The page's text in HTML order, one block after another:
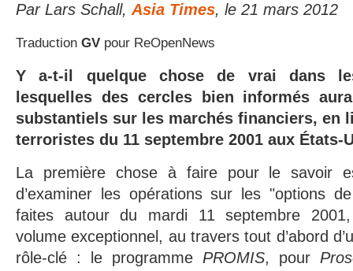
Par Lars Schall, Asia Times, le 21 mars 2012
Traduction GV pour ReOpenNews
Y a-t-il quelque chose de vrai dans
lesquelles des cercles bien informés
substantiels sur les marchés financiers, en
terroristes du 11 septembre 2001 aux États-
La première chose à faire pour le savoir
d’examiner les opérations sur les "options
faites autour du mardi 11 septembre
volume exceptionnel, au travers tout d’abord
rôle-clé : le programme PROMIS, pour